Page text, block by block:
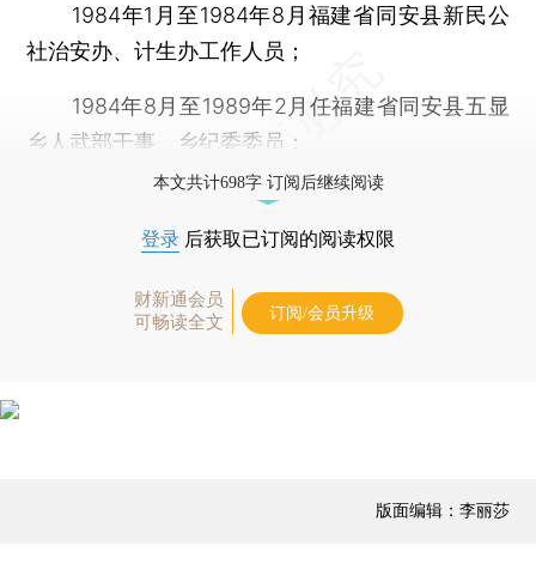
1984年1月至1984年8月福建省同安县新民公
社治安办、计生办工作人员；
1984年8月至1989年2月任福建省同安县五显
乡人武部干事、乡纪委委员；
本文共计698字 订阅后继续阅读
登录 后获取已订阅的阅读权限
财新通会员
可畅读全文
订阅/会员升级
版面编辑：李丽莎